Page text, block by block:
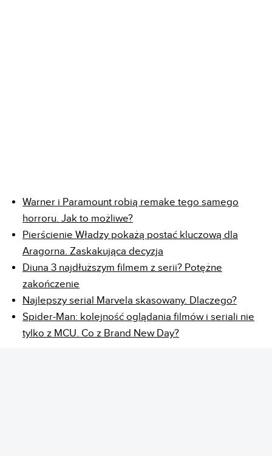
Warner i Paramount robią remake tego samego
horroru. Jak to możliwe?
Pierścienie Władzy pokażą postać kluczową dla
Aragorna. Zaskakująca decyzja
Diuna 3 najdłuższym filmem z serii? Potężne
zakończenie
Najlepszy serial Marvela skasowany. Dlaczego?
Spider-Man: kolejność oglądania filmów i seriali nie
tylko z MCU. Co z Brand New Day?